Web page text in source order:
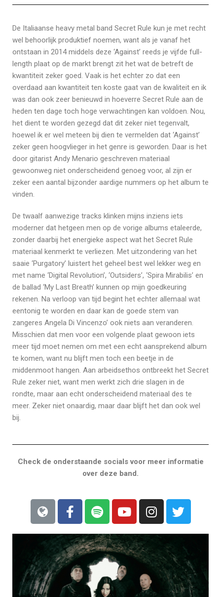
De Italiaanse heavy metal band Secret Rule kun je met recht
wel behoorlijk produktief noemen, want als je vanaf het
ontstaan in 2014 middels deze ‘Against’ reeds je vijfde full-
length plaat op de markt brengt zit het wat de betreft de
kwantiteit zeker goed. Vaak is het echter zo dat een
overdaad aan kwantiteit ten koste gaat van de kwaliteit en ik
was dan ook zeer benieuwd in hoeverre Secret Rule aan de
heden ten dage toch hoge verwachtingen kan voldoen. Nou,
het dient te worden gezegd dat dit zeker niet tegenvalt,
hoewel ik er wel meteen bij dien te vermelden dat ‘Against’
zeker geen hoogvlieger in het genre is geworden. Daar is het
door gitarist Andy Menario geschreven materiaal
gewoonweg niet onderscheidend genoeg voor, al zijn er
zeker een aantal bijzonder aardige nummers op het album te
vinden.
De twaalf aanwezige tracks klinken mijns inziens iets
moderner dat hetgeen men op de vorige albums etaleerde,
zonder daarbij het energieke aspect wat het Secret Rule
materiaal kenmerkt te verliezen. Met uitzondering van het
saaie ‘Purgatory’ luistert het geheel best wel lekker weg en
met name ‘Digital Revolution’, ‘Outsiders’, ‘Spira Mirabilis’ en
de ballad ‘My Last Breath’ kunnen op mijn goedkeuring
rekenen. Na verloop van tijd begint het echter allemaal wat
eentonig te worden en daar kan de goede stem van
zangeres Angela Di Vincenzo’ ook niets aan veranderen.
Misschien dat men voor een volgende plaat gewoon iets
meer tijd moet nemen om met een echt aansprekend album
te komen, want nu blijft men toch een beetje in de
middenmoot hangen. Aan arbeidsethos ontbreekt het Secret
Rule zeker niet, want men werkt zich drie slagen in de
rondte, maar aan echt onderscheidend materiaal des te
meer. Zeker niet onaardig, maar daar blijft het dan ook wel
bij.
Check de onderstaande socials voor meer informatie
over deze band.